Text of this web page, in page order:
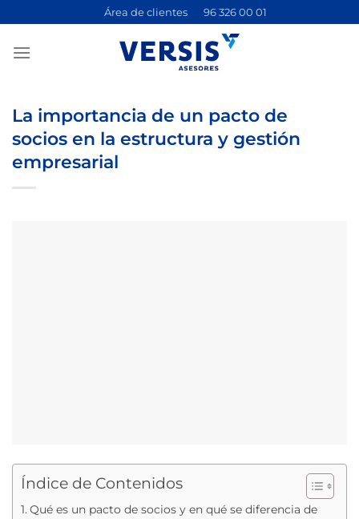
contenido
Área de clientes 96 326 00 01
La importancia de un pacto de
socios en la estructura y gestión
empresarial
Índice de Contenidos
Qué es un pacto de socios y en qué se diferencia de